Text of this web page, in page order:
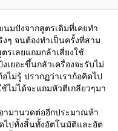
มปังจากสูตรเดิมที่เคยทำ
ๆ จนต้องทำเป็นครั้งที่สาม
เลยแถมกล้าเสี่ยงใช้
เยอะขึ้นกลัวเครื่องจะรับไม่
ไม่รู้ ปรากฏว่าเราก้อคิดไป
ช้ไม่ได้จะแถมหัวตีเกลียวๆมา
ามานวดต่ออีกประมาณห้า
ไปทั้งสิ้นทั้งอัตโนมัติและอัต